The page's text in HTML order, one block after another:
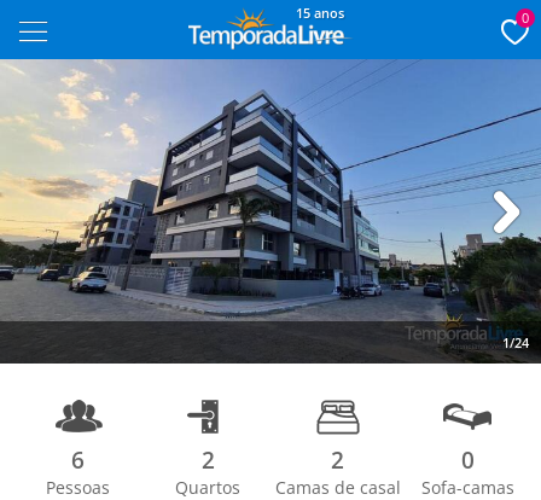
15 anos 0
1/24
Next
6
Pessoas
2
Quartos
2
Camas de casal
0
Sofa-camas